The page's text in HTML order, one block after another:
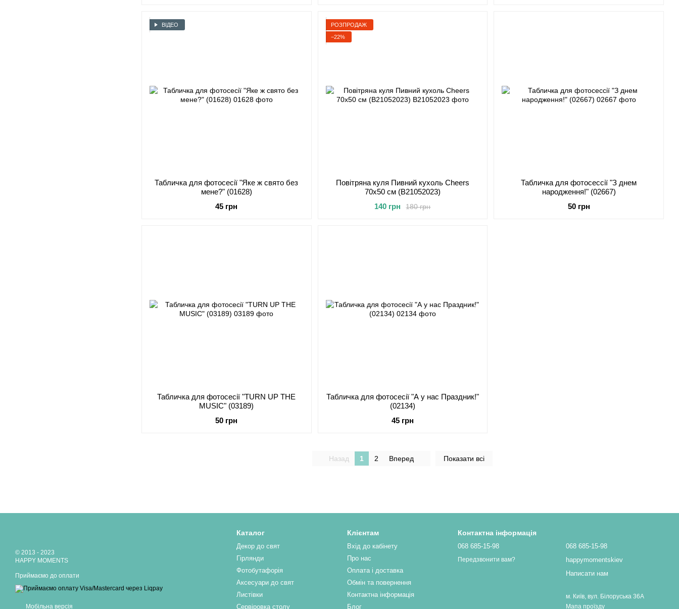
ВІДЕО
Табличка для фотосесії "Яке ж свято без
мене?" (01628)
45 грн
РОЗПРОДАЖ
−22%
Повітряна куля Пивний кухоль Cheers
70x50 см (B21052023)
180 грн
140 грн
Табличка для фотосессії "З днем
народження!" (02667)
50 грн
Табличка для фотосесії "TURN UP THE
MUSIC" (03189)
50 грн
Табличка для фотосесії "А у нас Праздник!"
(02134)
45 грн
Назад 1 2 Вперед Показати всі
© 2013 - 2023
HAPPY MOMENTS
Приймаємо до оплати
Мобільна версія
Каталог
Декор до свят
Гірлянди
Фотобутафорія
Аксесуари до свят
Листівки
Сервіровка столу
Клієнтам
Вхід до кабінету
Про нас
Оплата і доставка
Обмін та повернення
Контактна інформація
Блог
Контактна інформація
068 685-15-98
Передзвонити вам?
068 685-15-98
happymomentskiev
Написати нам
м. Київ, вул. Білоруська 36А
Мапа проїзду